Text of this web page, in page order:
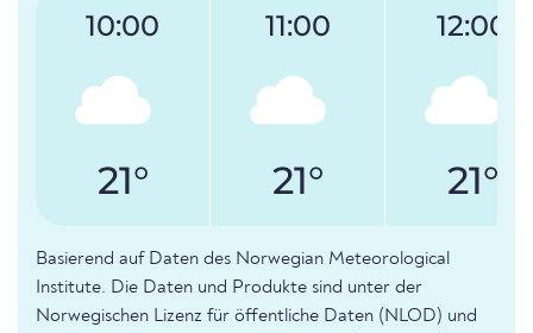
10:00
21°
11:00
21°
12:00
21°
Basierend auf Daten des Norwegian Meteorological
Institute. Die Daten und Produkte sind unter der
Norwegischen Lizenz für öffentliche Daten (NLOD) und